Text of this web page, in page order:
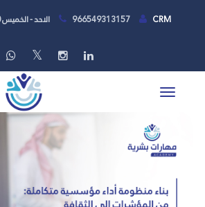
الاحد - الخميس 08.00 ص- 05.00م 966549313157 CRM